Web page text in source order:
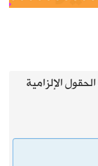
الحقول الإلزامية